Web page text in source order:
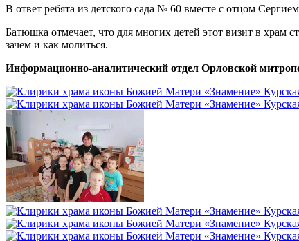
В ответ ребята из детского сада № 60 вместе с отцом
Батюшка отмечает, что для многих детей этот визит в
зачем и как молиться.
Информационно-аналитический отдел Орловской